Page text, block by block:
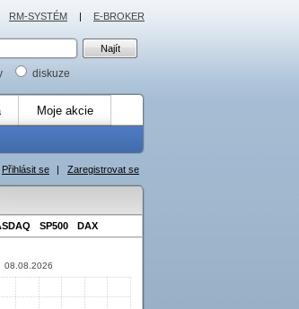
diskuze
Moje akcie
Přihlásit se | Zaregistrovat se
SP500 DAX
08.08.2026
RM-SYSTÉM | E-BROKER